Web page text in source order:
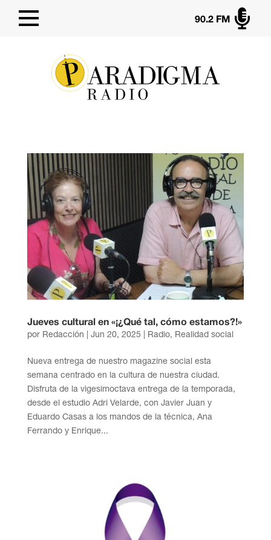

90.2 FM
Jueves cultural en «¡¿Qué tal, cómo estamos?!»
por Redacción Jun 20, 2025 Radio, Realidad social
Nueva entrega de nuestro magazine social esta
semana centrado en la cultura de nuestra ciudad.
Disfruta de la vigesimoctava entrega de la temporada,
desde el estudio Adri Velarde, con Javier Juan y
Eduardo Casas a los mandos de la técnica, Ana
Ferrando y Enrique...